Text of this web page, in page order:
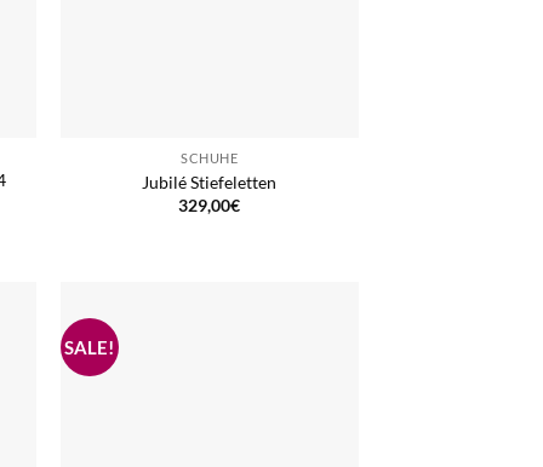
SCHUHE
Jubilé Stiefeletten
329,00€